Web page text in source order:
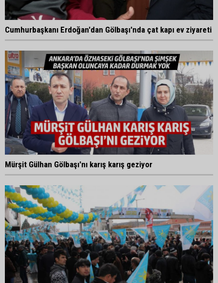
Cumhurbaşkanı Erdoğan'dan Gölbaşı'nda çat kapı ev ziyareti
Mürşit Gülhan Gölbaşı'nı karış karış geziyor